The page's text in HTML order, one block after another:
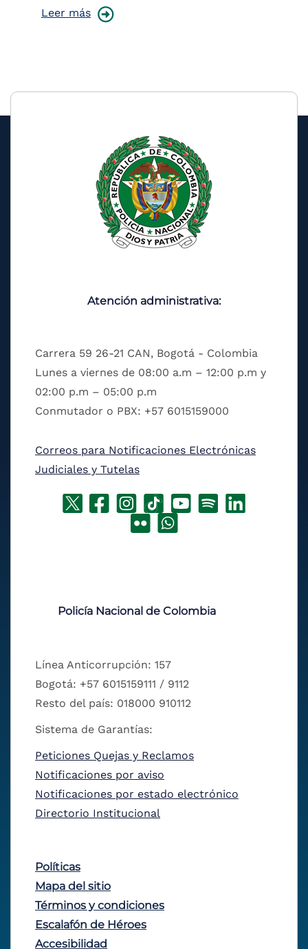
Leer más
Atención administrativa:
Carrera 59 26-21 CAN, Bogotá - Colombia
Lunes a viernes de 08:00 a.m – 12:00 p.m y
02:00 p.m – 05:00 p.m
Conmutador o PBX: +57 6015159000
Correos para Notificaciones Electrónicas
Judiciales y Tutelas
Policía Nacional de Colombia
Línea Anticorrupción: 157
Bogotá: +57 6015159111 / 9112
Resto del país: 018000 910112
Sistema de Garantías:
Peticiones Quejas y Reclamos
Notificaciones por aviso
Notificaciones por estado electrónico
Directorio Institucional
Políticas
Mapa del sitio
Términos y condiciones
Escalafón de Héroes
Accesibilidad